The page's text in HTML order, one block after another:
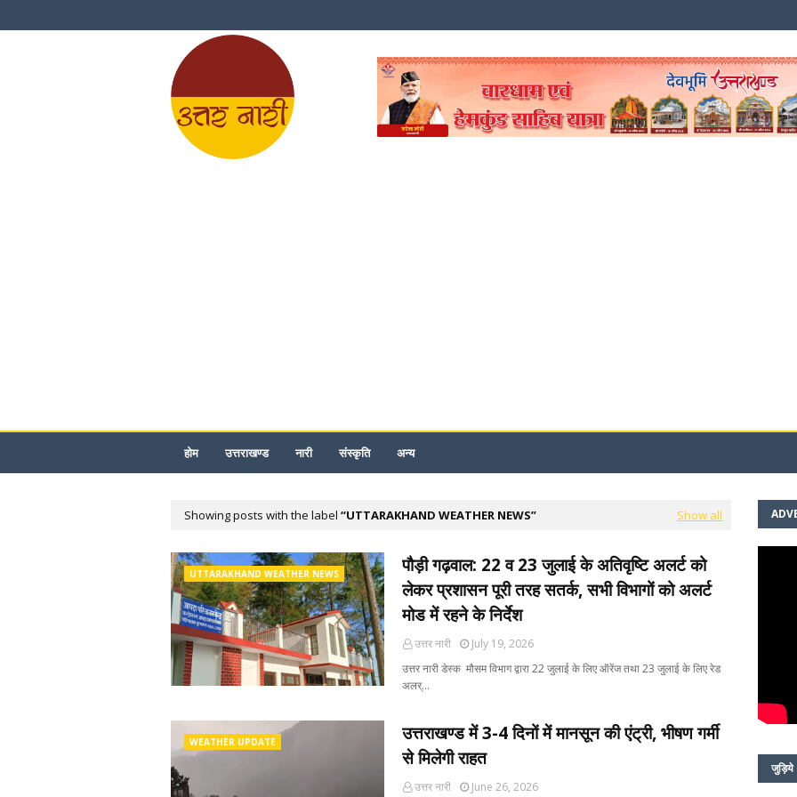
होम उत्तराखण्ड नारी संस्कृति अन्य
Showing posts with the label UTTARAKHAND WEATHER NEWS Show all
UTTARAKHAND WEATHER NEWS
पौड़ी गढ़वाल: 22 व 23 जुलाई के अतिवृष्टि अलर्ट को
लेकर प्रशासन पूरी तरह सतर्क, सभी विभागों को अलर्ट
मोड में रहने के निर्देश
उत्तर नारी
July 19, 2026
उत्तर नारी डेस्क मौसम विभाग द्वारा 22 जुलाई के लिए ऑरेंज तथा 23 जुलाई के लिए रेड
अलर्…
WEATHER UPDATE
उत्तराखण्ड में 3-4 दिनों में मानसून की एंट्री, भीषण गर्मी
से मिलेगी राहत
उत्तर नारी
June 26, 2026
जुड़िये